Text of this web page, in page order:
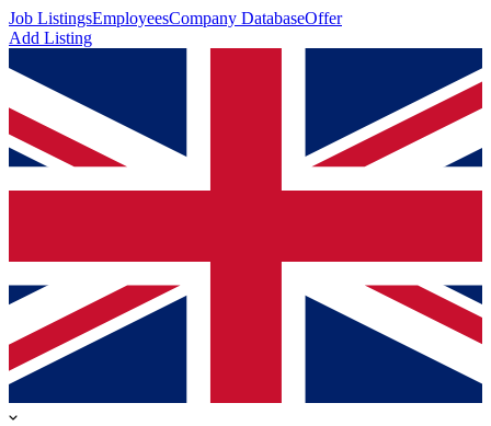
Job ListingsEmployeesCompany DatabaseOffer
Add Listing